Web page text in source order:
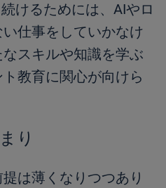
けるためには、AIやロ
仕事をしていかなけ
スキルや知識を学ぶ
教育に関心が向けら
り
は薄くなりつつあり